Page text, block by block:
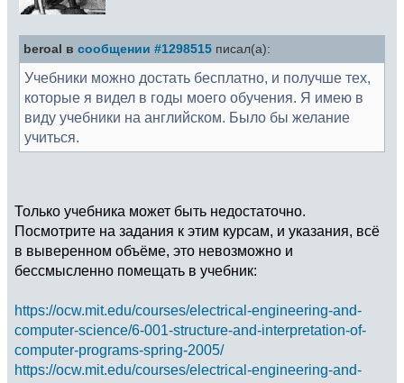
beroal в сообщении #1298515 писал(а):
Учебники можно достать бесплатно, и получше тех,
которые я видел в годы моего обучения. Я имею в
виду учебники на английском. Было бы желание
учиться.
Только учебника может быть недостаточно.
Посмотрите на задания к этим курсам, и указания, всё
в выверенном объёме, это невозможно и
бессмысленно помещать в учебник:
https://ocw.mit.edu/courses/electrical-engineering-and-
computer-science/6-001-structure-and-interpretation-of-
computer-programs-spring-2005/
https://ocw.mit.edu/courses/electrical-engineering-and-